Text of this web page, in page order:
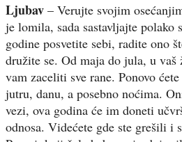
Ljubav – Verujte svojim
je lomila, sada sastavljajte polako
godine posvetite sebi, radite ono
družite se. Od maja do jula, u vaš
vam zaceliti sve rane. Ponovo
jutru, danu, a posebno noćima.
vezi, ova godina će im doneti
odnosa. Videćete gde ste grešili i